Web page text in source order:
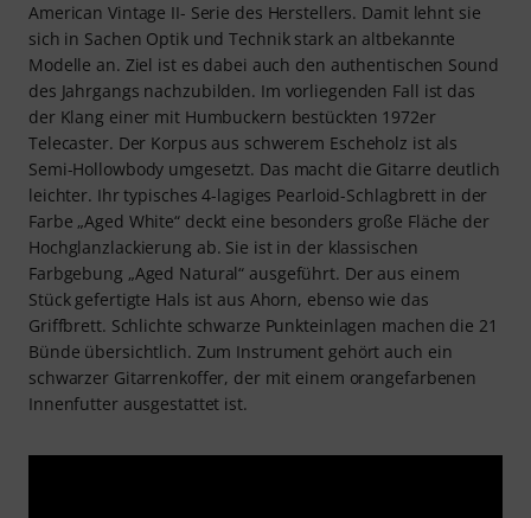
American Vintage II- Serie des Herstellers. Damit lehnt sie
sich in Sachen Optik und Technik stark an altbekannte
Modelle an. Ziel ist es dabei auch den authentischen Sound
des Jahrgangs nachzubilden. Im vorliegenden Fall ist das
der Klang einer mit Humbuckern bestückten 1972er
Telecaster. Der Korpus aus schwerem Escheholz ist als
Semi-Hollowbody umgesetzt. Das macht die Gitarre deutlich
leichter. Ihr typisches 4-lagiges Pearloid-Schlagbrett in der
Farbe „Aged White“ deckt eine besonders große Fläche der
Hochglanzlackierung ab. Sie ist in der klassischen
Farbgebung „Aged Natural“ ausgeführt. Der aus einem
Stück gefertigte Hals ist aus Ahorn, ebenso wie das
Griffbrett. Schlichte schwarze Punkteinlagen machen die 21
Bünde übersichtlich. Zum Instrument gehört auch ein
schwarzer Gitarrenkoffer, der mit einem orangefarbenen
Innenfutter ausgestattet ist.